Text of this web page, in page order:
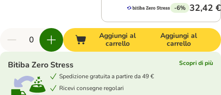
-6% 32,42 €
Aggiungi al
carrello
Aggiungi al
carrello
Bitiba Zero Stress
Scopri di più
Spedizione gratuita a partire da 49 €
Ricevi consegne regolari